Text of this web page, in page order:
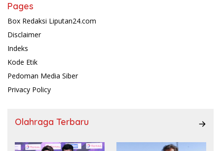
Pages
Box Redaksi Liputan24.com
Disclaimer
Indeks
Kode Etik
Pedoman Media Siber
Privacy Policy
Olahraga Terbaru